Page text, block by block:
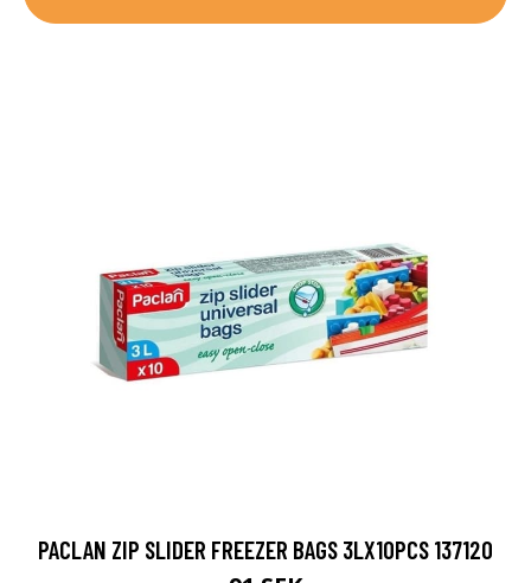
PACLAN ZIP SLIDER FREEZER BAGS 3LX10PCS 137120